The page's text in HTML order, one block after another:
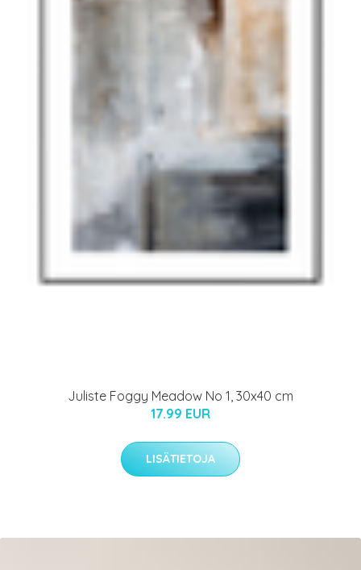
Juliste Foggy Meadow No 1, 30x40 cm
17.99 EUR
LISÄTIETOJA